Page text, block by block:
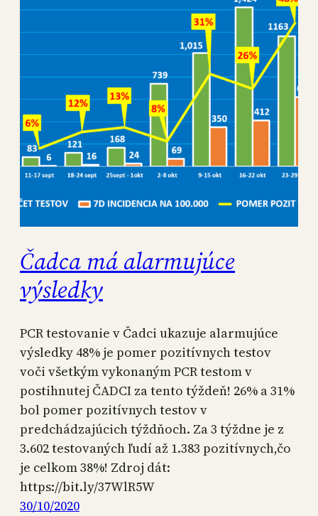
Čadca má alarmujúce
výsledky
PCR testovanie v Čadci ukazuje alarmujúce
výsledky 48% je pomer pozitívnych testov
voči všetkým vykonaným PCR testom v
postihnutej ČADCI za tento týždeň! 26% a 31%
bol pomer pozitívnych testov v
predchádzajúcich týždňoch. Za 3 týždne je z
3.602 testovaných ľudí až 1.383 pozitívnych,čo
je celkom 38%! Zdroj dát:
https://bit.ly/37WlR5W
30/10/2020